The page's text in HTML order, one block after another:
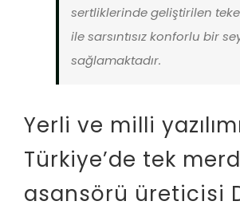
sertliklerinde geliştirilen
ile sarsıntısız konforlu bir
sağlamaktadır.
Yerli ve milli
Türkiye’de tek
asansörü üreticisi